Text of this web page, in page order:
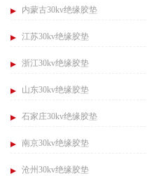
内蒙古30kv绝缘胶垫
江苏30kv绝缘胶垫
浙江30kv绝缘胶垫
山东30kv绝缘胶垫
石家庄30kv绝缘胶垫
南京30kv绝缘胶垫
沧州30kv绝缘胶垫